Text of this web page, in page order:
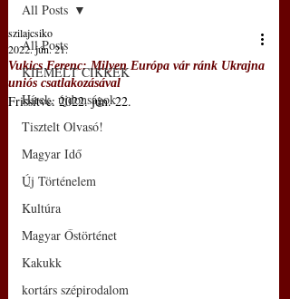
All Posts
KIEMELT CIKKEK
Hírek, újdonságok
Tisztelt Olvasó!
Magyar Idő
Új Történelem
Kultúra
Magyar Őstörténet
Kakukk
kortárs szépirodalom
All Posts
Vukics Ferenc: Milyen Európa vár ránk Ukrajna
uniós csatlakozásával
szilajcsiko
2022. jún. 21.
Frissítve:2022. jún. 22.
–